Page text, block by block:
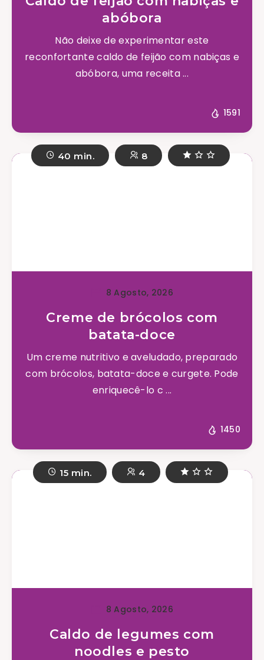
abóbora
Não deixe de experimentar este
reconfortante caldo de feijão com nabiças e
abóbora, uma receita ...
1591
40 min. 8
8 Agosto, 2026
Creme de brócolos com
batata-doce
Um creme nutritivo e aveludado, preparado
com brócolos, batata-doce e curgete. Pode
enriquecê-lo c ...
1450
15 min. 4
8 Agosto, 2026
Caldo de legumes com
noodles e pesto